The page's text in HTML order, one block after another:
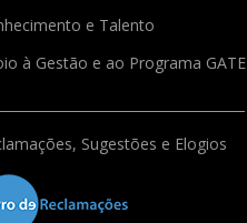
e Talento
à Gestão e ao Programa GATE
Sugestões e Elogios